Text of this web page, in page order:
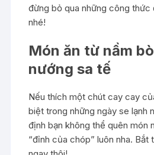
đừng bỏ qua những công thức
nhé!
Món ăn từ nầm
nướng sa tế
Nếu thích một chút cay cay
biệt trong những ngày se lạnh
định bạn không thể quên món
“đỉnh của chóp” luôn nha. Bắt